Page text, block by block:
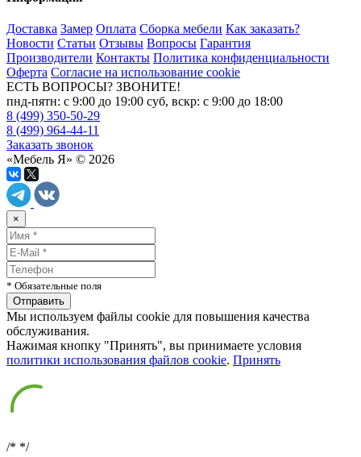
Доставка Замер Оплата Сборка мебели Как заказать?
Новости Статьи Отзывы Вопросы Гарантия
Производители Контакты Политика конфиденциальности
Оферта Согласие на использование cookie
ЕСТЬ ВОПРОСЫ? ЗВОНИТЕ!
пнд-пятн: с 9:00 до 19:00 суб, вскр: с 9:00 до 18:00
8 (499) 350-50-29
8 (499) 964-44-11
Заказать звонок
«Мебель Я» © 2026
×
* Обязательные поля
Мы используем файлы cookie для повышения качества
обслуживания.
Нажимая кнопку "Принять", вы принимаете условия
политики использования файлов cookie. Принять
/* */